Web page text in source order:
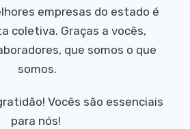
empresas do estado é
coletiva. Graças a vocês,
que somos o que
somos.
Vocês são essenciais
para nós!